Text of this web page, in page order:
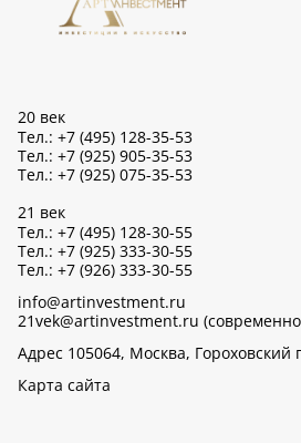
20 век
Тел.: +7 (495) 128-35-53
Тел.: +7 (925) 905-35-53
Тел.: +7 (925) 075-35-53
21 век
Тел.: +7 (495) 128-30-55
Тел.: +7 (925) 333-30-55
Тел.: +7 (926) 333-30-55
info@artinvestment.ru
21vek@artinvestment.ru
Адрес 105064, Москва, Гороховский
Карта сайта